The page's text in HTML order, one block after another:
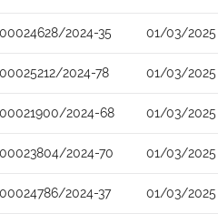
2024-35 01/03/2025
2024-78 01/03/2025
2024-68 01/03/2025
2024-70 01/03/2025
2024-37 01/03/2025